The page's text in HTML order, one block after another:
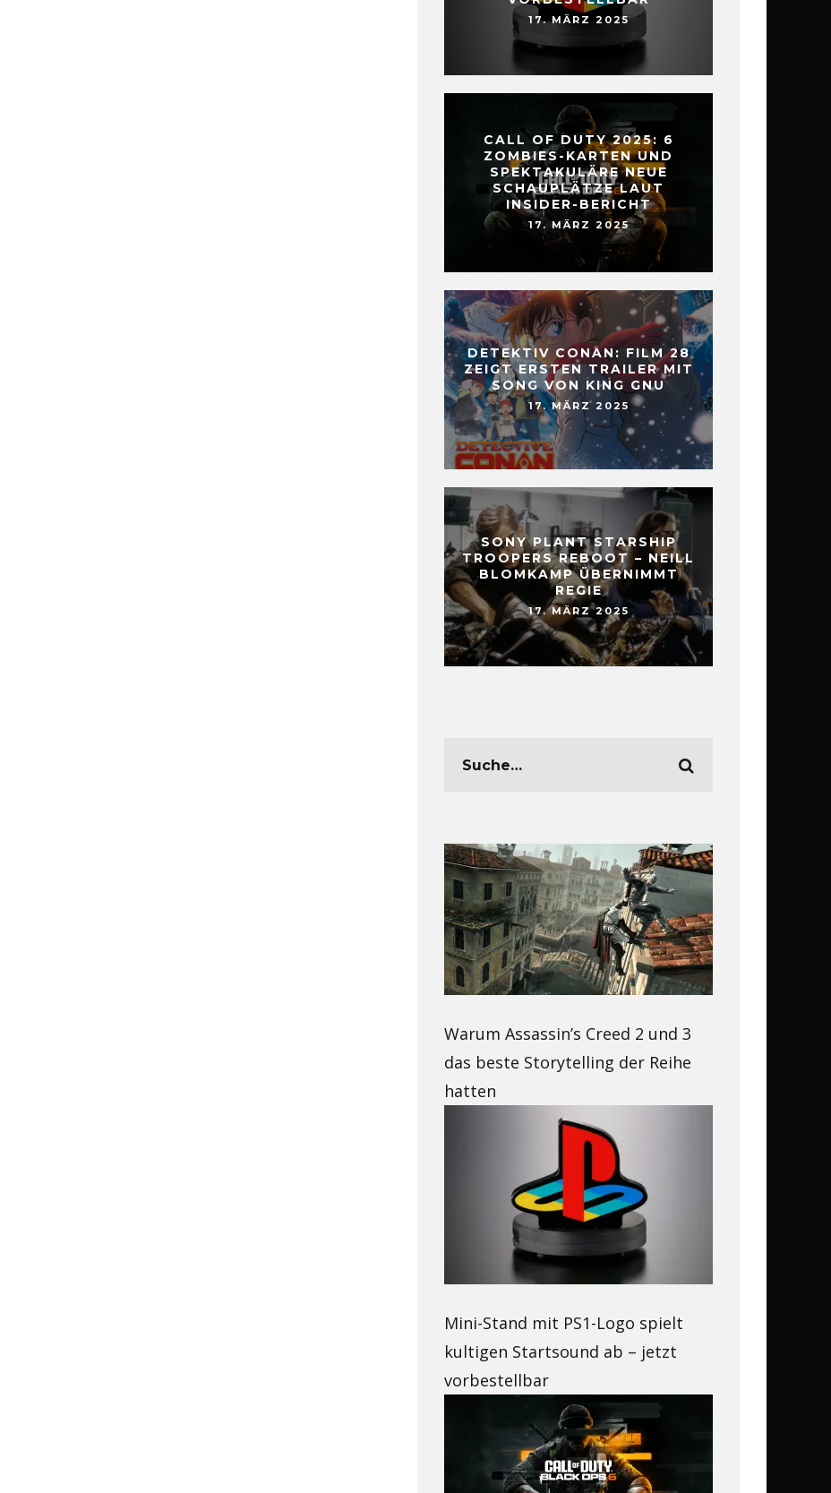
17. MÄRZ 2025
CALL OF DUTY 2025: 6
ZOMBIES-KARTEN UND
SPEKTAKULÄRE NEUE
SCHAUPLÄTZE LAUT
INSIDER-BERICHT
17. MÄRZ 2025
DETEKTIV CONAN: FILM 28
ZEIGT ERSTEN TRAILER MIT
SONG VON KING GNU
17. MÄRZ 2025
SONY PLANT STARSHIP
TROOPERS REBOOT – NEILL
BLOMKAMP ÜBERNIMMT
REGIE
17. MÄRZ 2025
Warum Assassin’s Creed 2 und 3
das beste Storytelling der Reihe
hatten
Mini-Stand mit PS1-Logo spielt
kultigen Startsound ab – jetzt
vorbestellbar